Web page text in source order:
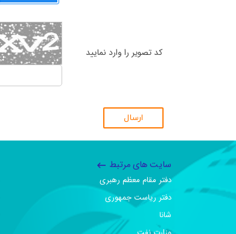
کد تصویر را وارد نمایید
ارسال
سایت های مرتبط
دفتر مقام معظم رهبری
دفتر ریاست جمهوری
شانا